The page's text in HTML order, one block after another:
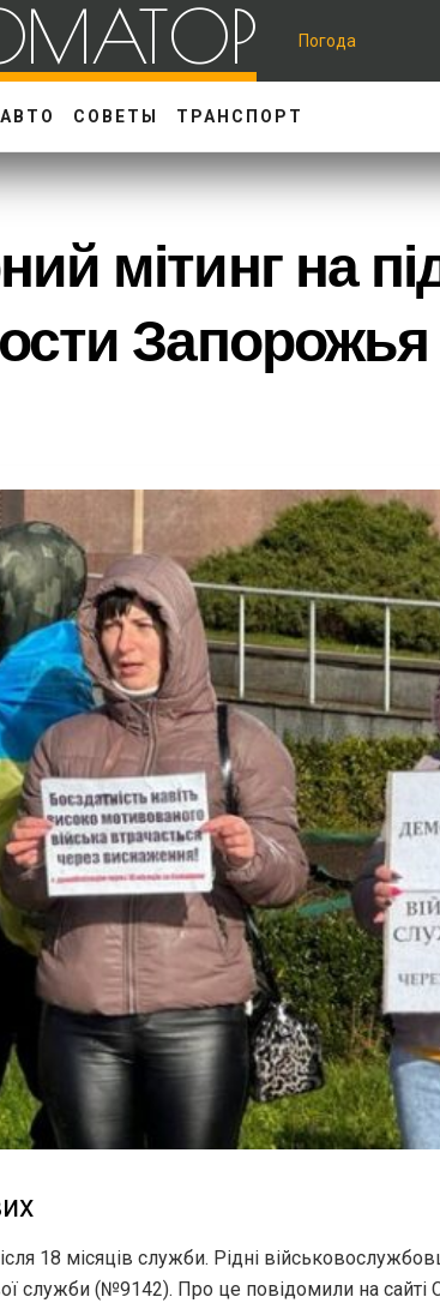
Погода
АВТО СОВЕТЫ ТРАНСПОРТ
мітинг на
Запорожья
18 місяців служби. Рідні
служби (№9142). Про це повідомили на сайті